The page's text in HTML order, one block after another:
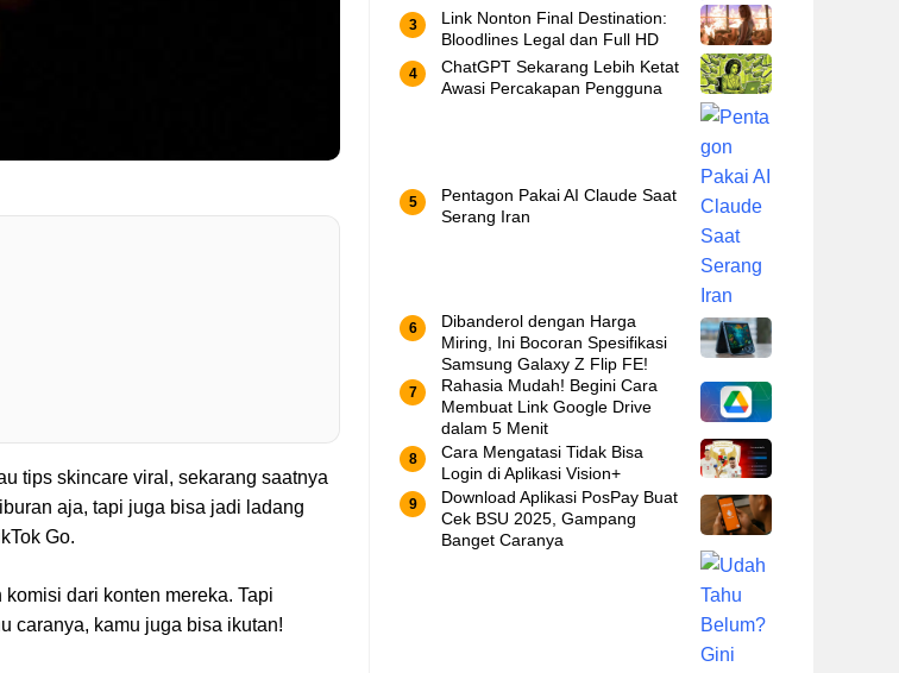
tips skincare viral, sekarang saatnya
aja, tapi juga bisa jadi ladang
Go.
komisi dari konten mereka. Tapi
caranya, kamu juga bisa ikutan!
Link Nonton Final Destination:
Bloodlines Legal dan Full HD
ChatGPT Sekarang Lebih Ketat
Awasi Percakapan Pengguna
Pentagon Pakai AI Claude Saat
Serang Iran
Dibanderol dengan Harga
Miring, Ini Bocoran Spesifikasi
Samsung Galaxy Z Flip FE!
Rahasia Mudah! Begini Cara
Membuat Link Google Drive
dalam 5 Menit
Cara Mengatasi Tidak Bisa
Login di Aplikasi Vision+
Download Aplikasi PosPay Buat
Cek BSU 2025, Gampang
Banget Caranya